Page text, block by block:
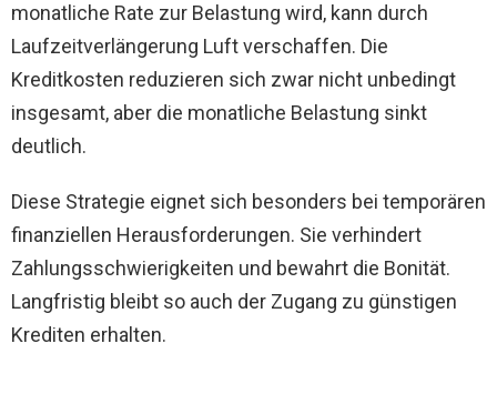
monatliche Rate zur Belastung wird, kann durch
Laufzeitverlängerung Luft verschaffen. Die
Kreditkosten reduzieren sich zwar nicht unbedingt
insgesamt, aber die monatliche Belastung sinkt
deutlich.
Diese Strategie eignet sich besonders bei temporären
finanziellen Herausforderungen. Sie verhindert
Zahlungsschwierigkeiten und bewahrt die Bonität.
Langfristig bleibt so auch der Zugang zu günstigen
Krediten erhalten.